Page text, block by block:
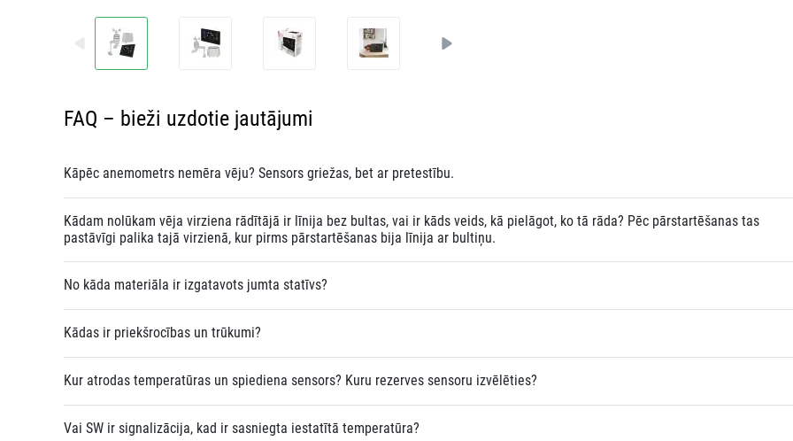
FAQ – bieži uzdotie jautājumi
Kāpēc anemometrs nemēra vēju? Sensors griežas, bet ar pretestību.
Kādam nolūkam vēja virziena rādītājā ir līnija bez bultas, vai ir kāds veids, kā pielāgot, ko tā rāda? Pēc pārstartēšanas tas
pastāvīgi palika tajā virzienā, kur pirms pārstartēšanas bija līnija ar bultiņu.
No kāda materiāla ir izgatavots jumta statīvs?
Kādas ir priekšrocības un trūkumi?
Kur atrodas temperatūras un spiediena sensors? Kuru rezerves sensoru izvēlēties?
Vai SW ir signalizācija, kad ir sasniegta iestatītā temperatūra?